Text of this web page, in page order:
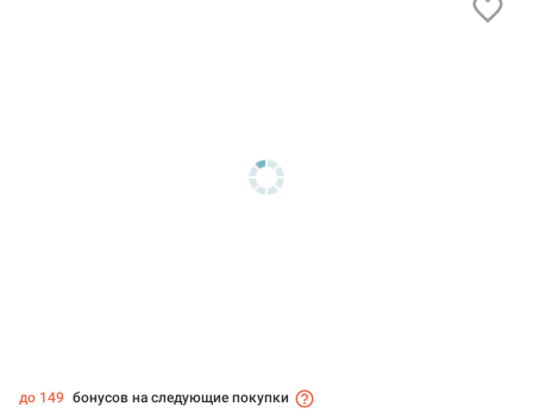
до 149 бонусов на следующие покупки